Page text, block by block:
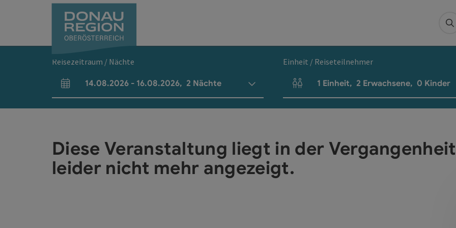
Reisezeitraum / Nächte
An- und Abreisefelder
14.08.2026 - 16.08.2026, 2 Nächte
Einheit / Reiseteilnehmer
Einheitenanzahl und Personenfelder
1 Einheit, 2 Erwachsene, 0 Kinder
Diese Veranstaltung liegt in der
leider nicht mehr angezeigt.